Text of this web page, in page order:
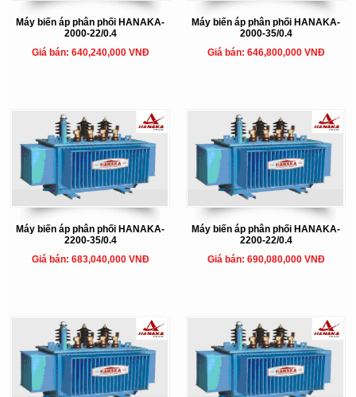
Máy biến áp phân phối HANAKA-
2000-22/0.4
Giá bán: 640,240,000 VNĐ
Máy biến áp phân phối HANAKA-
2000-35/0.4
Giá bán: 646,800,000 VNĐ
Máy biến áp phân phối HANAKA-
2200-35/0.4
Giá bán: 683,040,000 VNĐ
Máy biến áp phân phối HANAKA-
2200-22/0.4
Giá bán: 690,080,000 VNĐ